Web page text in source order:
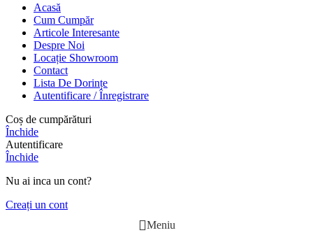
Acasă
Cum Cumpăr
Articole Interesante
Despre Noi
Locație Showroom
Contact
Lista De Dorințe
Autentificare / Înregistrare
Coș de cumpărături
Închide
Autentificare
Închide
Nu ai inca un cont?
Creați un cont
Meniu